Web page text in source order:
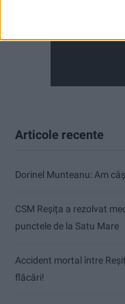
Articole recente
Dorinel Munteanu: Am
CSM Reșița a rezolvat
punctele de la Satu Mare
Accident mortal între
flăcări!